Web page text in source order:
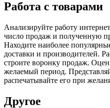
Работа с товарами
Анализируйте работу
число продаж и полученную
Находите наиболее
доставки и производителей.
строите воронку продаж.
желаемый период.
распечатывайте его при
Другое